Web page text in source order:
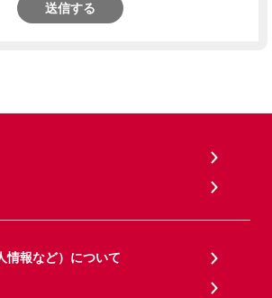
送信する
情報など）について